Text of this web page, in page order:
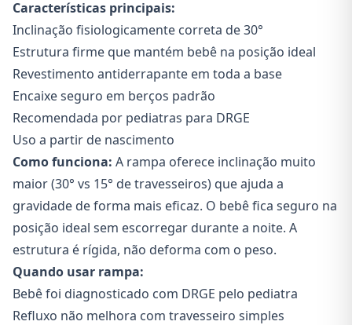
Características principais:
Inclinação fisiologicamente correta de 30°
Estrutura firme que mantém bebê na posição ideal
Revestimento antiderrapante em toda a base
Encaixe seguro em berços padrão
Recomendada por pediatras para DRGE
Uso a partir de nascimento
Como funciona: A rampa oferece inclinação muito
maior (30° vs 15° de travesseiros) que ajuda a
gravidade de forma mais eficaz. O bebê fica seguro na
posição ideal sem escorregar durante a noite. A
estrutura é rígida, não deforma com o peso.
Quando usar rampa:
Bebê foi diagnosticado com DRGE pelo pediatra
Refluxo não melhora com travesseiro simples